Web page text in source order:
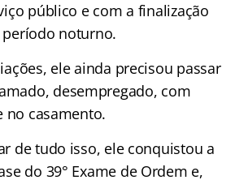
público e com a finalização
noturno.
ele ainda precisou passar
desempregado, com
no casamento.
de tudo isso, ele conquistou a
do 39° Exame de Ordem e,